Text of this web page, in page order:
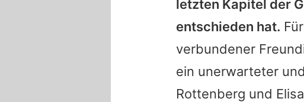
letzten Kapitel der
entschieden hat.
verbundener
ein unerwarteter
Rottenberg und